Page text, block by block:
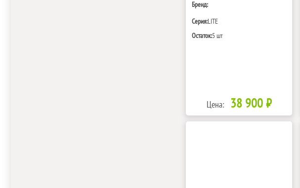
Бренд:
Серия:LITE
Остаток:5 шт
Цена: 38 900 ₽